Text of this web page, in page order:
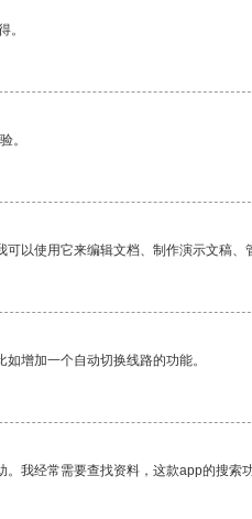
。
。
以使用它来编辑文档、制作演示文稿、
增加一个自动切换线路的功能。
我经常需要查找资料，这款app的搜索